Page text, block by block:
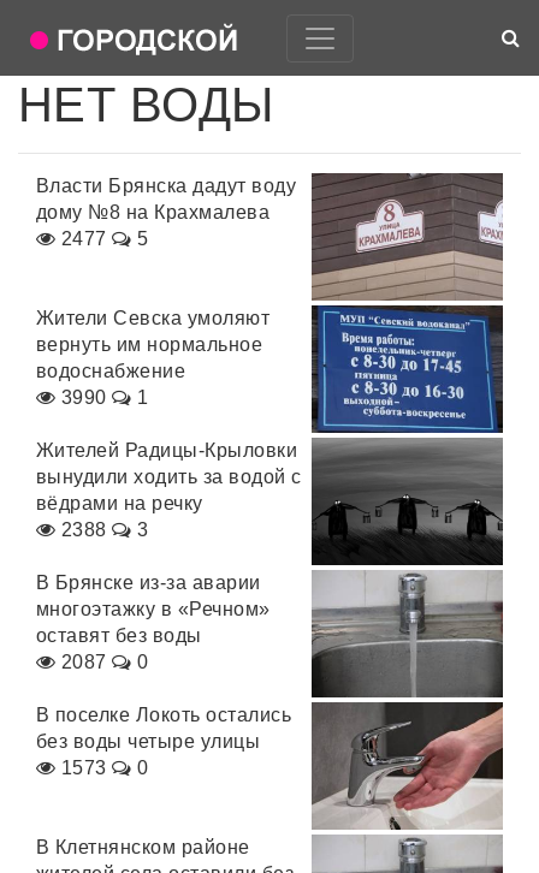
НЕТ ВОДЫ
Власти Брянска дадут воду
дому №8 на Крахмалева
2477
5
Жители Севска умоляют
вернуть им нормальное
водоснабжение
3990
1
Жителей Радицы-Крыловки
вынудили ходить за водой с
вёдрами на речку
2388
3
В Брянске из-за аварии
многоэтажку в «Речном»
оставят без воды
2087
0
В поселке Локоть остались
без воды четыре улицы
1573
0
В Клетнянском районе